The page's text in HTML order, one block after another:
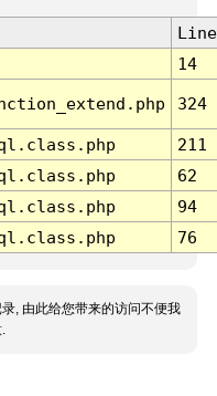
Line
14
324
211
62
94
76
, 由此给您带来的访问不便我